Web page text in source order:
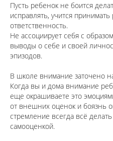
Пусть ребенок не боится
исправлять, учится
ответственность.
Не ассоциирует себя с
выводы о себе и своей
эпизодов.
В школе внимание заточено
Когда вы и дома внимание
еще окрашиваете это
от внешних оценок и боязнь
стремление всегда всё
самооценкой.